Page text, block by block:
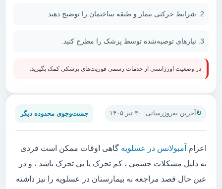
آخرین به‌روزرسانی: ۳۰ تیر ۱۴۰۵ جست‌وجوی محدوده دیگر
اعزام آمبولانس در عسلویه گاهی اوقات ممکن است فردی
به دلیل مشکلات جسمی ، کم تحرک یا بی تحرک باشد ، و در
عین حال قصد مراجعه به بیمارستان در عسلویه را نیز داشته
شرایط حرکتی بیمار و طبقه ساختمان را توضیح دهید.
نیازهای توصیه‌شده توسط پزشک را مطرح کنید.
در وضعیت اورژانسی از خدمات رسمی فوریت‌های پزشکی کمک بگیرید.